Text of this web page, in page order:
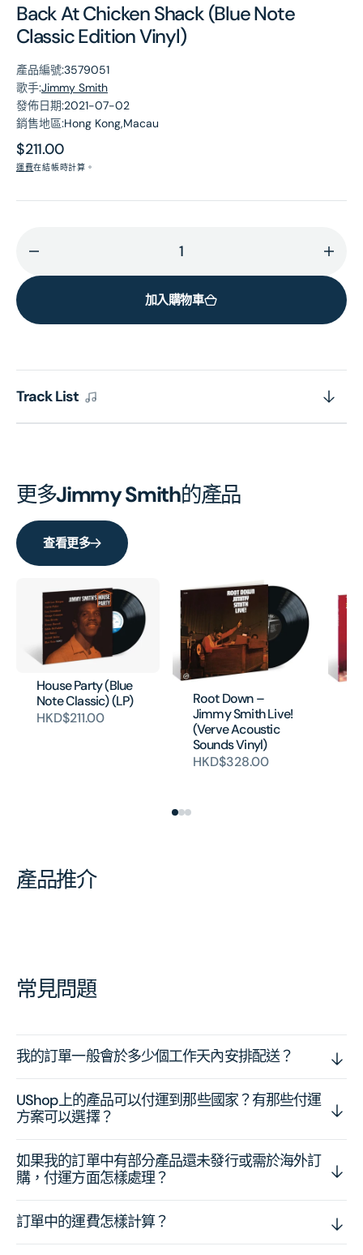
Back At Chicken Shack (Blue Note
Classic Edition Vinyl)
產品編號:3579051
歌手:Jimmy Smith
發佈日期:2021-07-02
銷售地區:Hong Kong,Macau
原
價
$211.00
運費在結帳時計算。
At
Note
Classic
的
數
量
增
加
Back
At
Note
加入購物車
Track List
更多Jimmy Smith的產品
查看更多
House Party (Blue
Note Classic) (LP)
HKD$211.00
Root Down –
Jimmy Smith Live!
(Verve Acoustic
Sounds Vinyl)
HKD$328.00
產品推介
常見問題
我的訂單一般會於多少個工作天內安排配送？
UShop上的產品可以付運到那些國家？有那些付運
方案可以選擇？
如果我的訂單中有部分產品還未發行或需於海外訂
購，付運方面怎樣處理？
訂單中的運費怎樣計算？